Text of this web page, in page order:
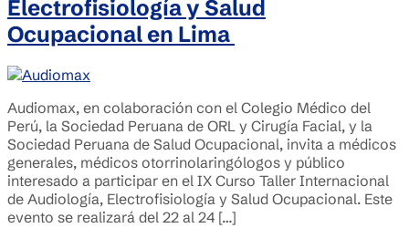
Electrofisiología y Salud
Ocupacional en Lima
Audiomax, en colaboración con el Colegio Médico del
Perú, la Sociedad Peruana de ORL y Cirugía Facial, y la
Sociedad Peruana de Salud Ocupacional, invita a médicos
generales, médicos otorrinolaringólogos y público
interesado a participar en el IX Curso Taller Internacional
de Audiología, Electrofisiología y Salud Ocupacional. Este
evento se realizará del 22 al 24 […]